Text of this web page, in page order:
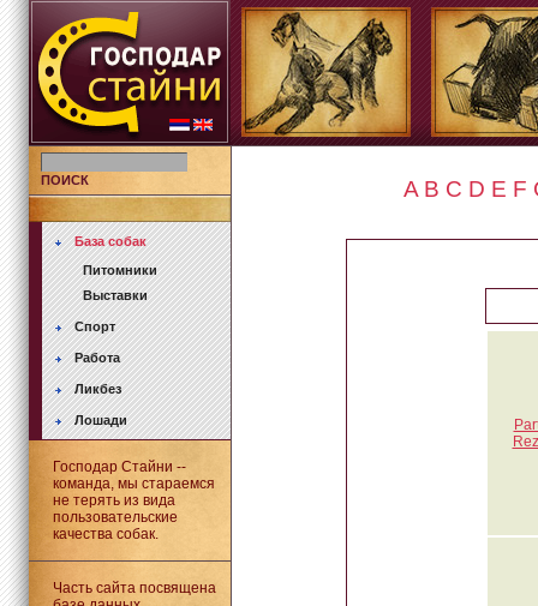
ПОИСК
База собак
Питомники
Выставки
Спорт
Работа
Ликбез
Лошади
Господар Стайни --
команда, мы стараемся
не терять из вида
пользовательские
качества собак.
Часть сайта посвящена
A B C D E F